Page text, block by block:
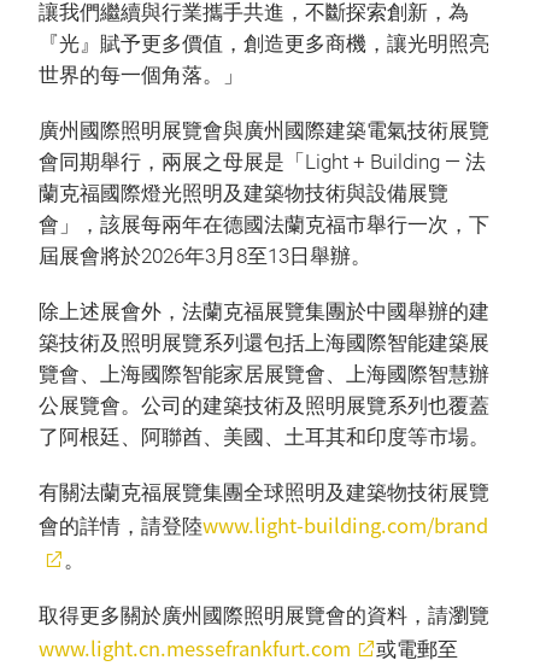
讓我們繼續與行業攜手共進，不斷探索創新，為
『光』賦予更多價值，創造更多商機，讓光明照亮
世界的每一個角落。」
廣州國際照明展覽會與廣州國際建築電氣技術展覽
會同期舉行，兩展之母展是「Light + Building — 法
蘭克福國際燈光照明及建築物技術與設備展覽
會」，該展每兩年在德國法蘭克福市舉行一次，下
屆展會將於2026年3月8至13日舉辦。
除上述展會外，法蘭克福展覽集團於中國舉辦的建
築技術及照明展覽系列還包括上海國際智能建築展
覽會、上海國際智能家居展覽會、上海國際智慧辦
公展覽會。公司的建築技術及照明展覽系列也覆蓋
了阿根廷、阿聯酋、美國、土耳其和印度等市場。
有關法蘭克福展覽集團全球照明及建築物技術展覽
會的詳情，請登陸www.light-building.com/brand
。
取得更多關於廣州國際照明展覽會的資料，請瀏覽
www.light.cn.messefrankfurt.com 或電郵至